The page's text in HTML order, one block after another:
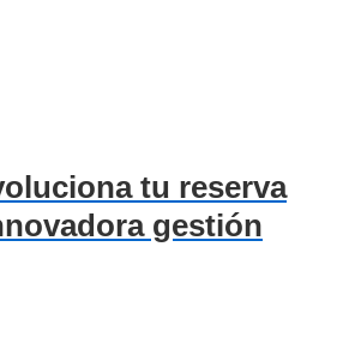
tu reserva
gestión